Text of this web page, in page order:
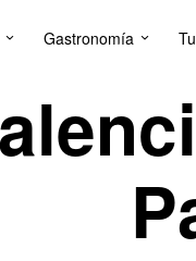
Gastronomía